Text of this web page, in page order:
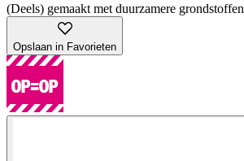
(Deels) gemaakt met duurzamere grondstoffen
Opslaan in Favorieten